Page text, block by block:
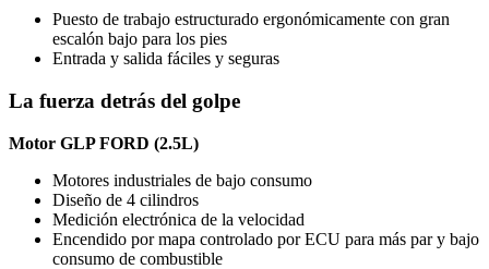
Puesto de trabajo estructurado ergonómicamente con gran
escalón bajo para los pies
Entrada y salida fáciles y seguras
La fuerza detrás del golpe
Motor GLP FORD (2.5L)
Motores industriales de bajo consumo
Diseño de 4 cilindros
Medición electrónica de la velocidad
Encendido por mapa controlado por ECU para más par y bajo
consumo de combustible